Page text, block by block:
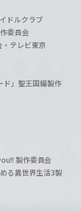
ドルクラブ
委員会
テレビ東京
ド」聖王国編製作
製作委員会
る異世界生活3製